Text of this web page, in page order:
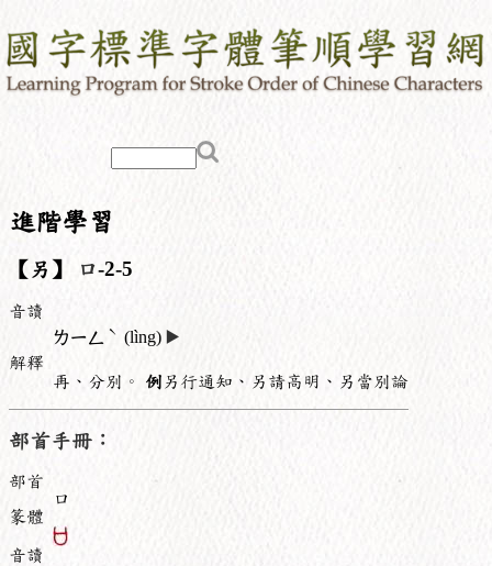
進階學習
【另】 口-2-5
音讀
ㄌㄧㄥ ˋ (lìng) ▶️
解釋
再、分別。 例 另行通知、另請高明、另當別論
部首手冊：
部首
口
篆體
音讀